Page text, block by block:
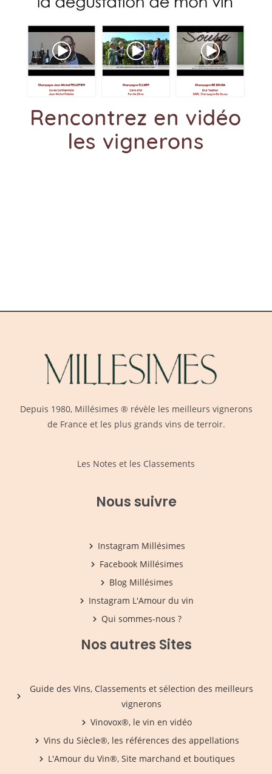
Depuis 1980, Millésimes ® révèle les meilleurs vignerons
de France et les plus grands vins de terroir.
Les Notes et les Classements
Nous suivre
Instagram Millésimes
Facebook Millésimes
Blog Millésimes
Instagram L'Amour du vin
Qui sommes-nous ?
Nos autres Sites
Guide des Vins, Classements et sélection des meilleurs
vignerons
Vinovox®, le vin en vidéo
Vins du Siècle®, les références des appellations
L'Amour du Vin®, Site marchand et boutiques